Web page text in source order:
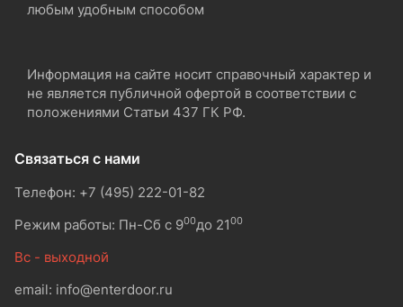
любым удобным способом
Информация на сайте носит справочный характер и
не является публичной офертой в соответствии с
положениями Статьи 437 ГК РФ.
Связаться с нами
Телефон: +7 (495) 222-01-82
Режим работы: Пн-Сб с 900до 2100
Вс - выходной
email: info@enterdoor.ru